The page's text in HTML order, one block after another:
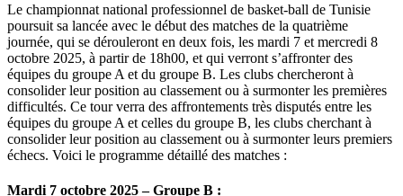
Le championnat national professionnel de basket-ball de Tunisie
poursuit sa lancée avec le début des matches de la quatrième
journée, qui se dérouleront en deux fois, les mardi 7 et mercredi 8
octobre 2025, à partir de 18h00, et qui verront s’affronter des
équipes du groupe A et du groupe B. Les clubs chercheront à
consolider leur position au classement ou à surmonter les premières
difficultés. Ce tour verra des affrontements très disputés entre les
équipes du groupe A et celles du groupe B, les clubs cherchant à
consolider leur position au classement ou à surmonter leurs premiers
échecs. Voici le programme détaillé des matches :
Mardi 7 octobre 2025 – Groupe B :